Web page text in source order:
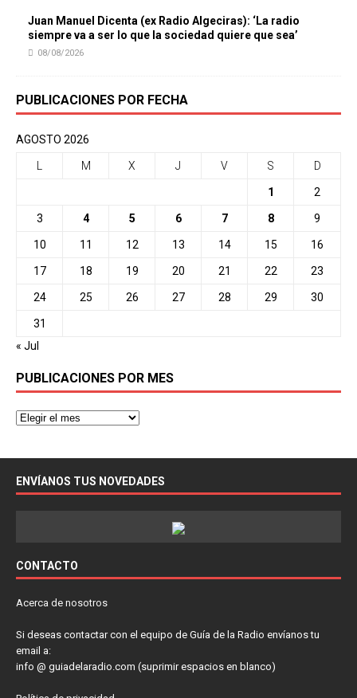
Juan Manuel Dicenta (ex Radio Algeciras): ‘La radio
siempre va a ser lo que la sociedad quiere que sea’
08/08/2026
PUBLICACIONES POR FECHA
AGOSTO 2026
M X J V S D
1 2
3 4 5 6 7 8 9
10 11 12 13 14 15 16
17 18 19 20 21 22 23
24 25 26 27 28 29 30
31
« Jul
PUBLICACIONES POR MES
ENVÍANOS TUS NOVEDADES
CONTACTO
Acerca de nosotros
Si deseas contactar con el equipo de Guía de la Radio envíanos tu
email a:
info @ guiadelaradio.com (suprimir espacios en blanco)